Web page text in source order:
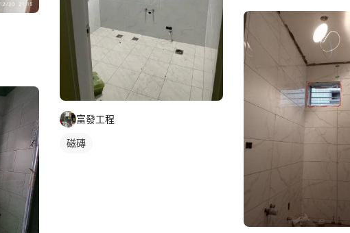
富發工程
磁磚